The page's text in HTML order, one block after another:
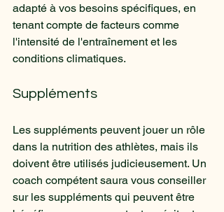
adapté à vos besoins spécifiques, en
tenant compte de facteurs comme
l'intensité de l'entraînement et les
conditions climatiques.
Suppléments
Les suppléments peuvent jouer un rôle
dans la nutrition des athlètes, mais ils
doivent être utilisés judicieusement. Un
coach compétent saura vous conseiller
sur les suppléments qui peuvent être